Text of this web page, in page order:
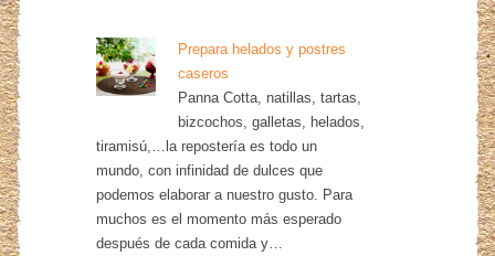
Prepara helados y postres
caseros
Panna Cotta, natillas, tartas,
bizcochos, galletas, helados,
tiramisú,…la repostería es todo un
mundo, con infinidad de dulces que
podemos elaborar a nuestro gusto. Para
muchos es el momento más esperado
después de cada comida y…